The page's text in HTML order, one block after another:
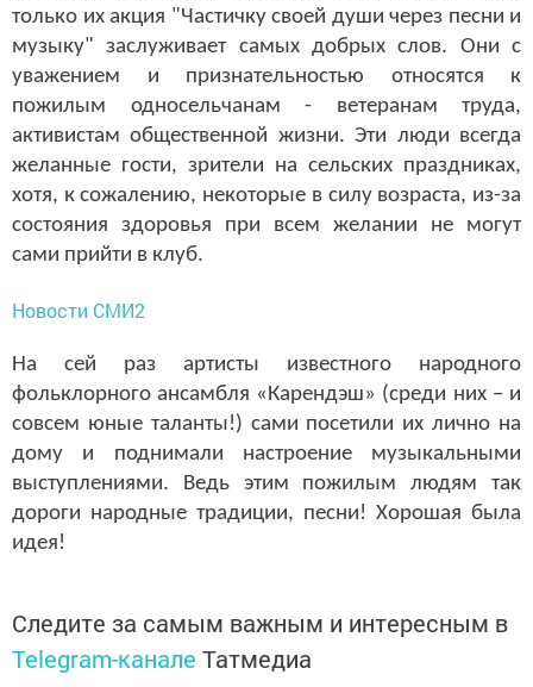
только их акция "Частичку своей души через песни и
музыку" заслуживает самых добрых слов. Они с
уважением и признательностью относятся к
пожилым односельчанам - ветеранам труда,
активистам общественной жизни. Эти люди всегда
желанные гости, зрители на сельских праздниках,
хотя, к сожалению, некоторые в силу возраста, из-за
состояния здоровья при всем желании не могут
сами прийти в клуб.
Новости СМИ2
На сей раз артисты известного народного
фольклорного ансамбля «Карендэш» (среди них – и
совсем юные таланты!) сами посетили их лично на
дому и поднимали настроение музыкальными
выступлениями. Ведь этим пожилым людям так
дороги народные традиции, песни! Хорошая была
идея!
Следите за самым важным и интересным в
Telegram-канале Татмедиа